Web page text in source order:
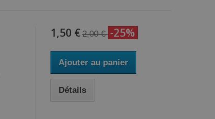
1,50 € 2,00 € -25%
Ajouter au panier
Détails